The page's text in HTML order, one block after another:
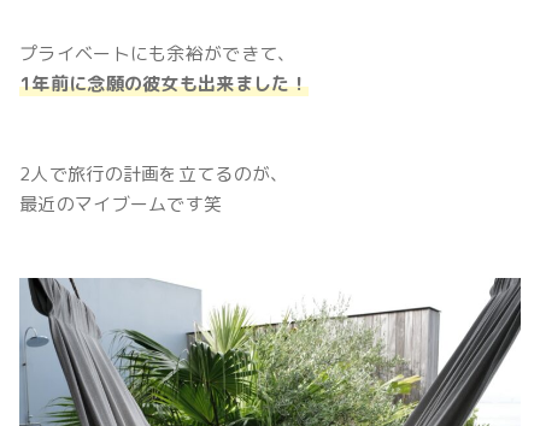
プライベートにも余裕ができて、
1年前に念願の彼女も出来ました！
2人で旅行の計画を立てるのが、
最近のマイブームです笑